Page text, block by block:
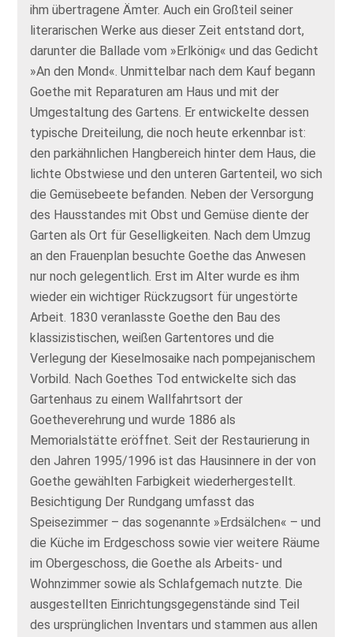
ihm übertragene Ämter. Auch ein Großteil seiner
literarischen Werke aus dieser Zeit entstand dort,
darunter die Ballade vom »Erlkönig« und das Gedicht
»An den Mond«. Unmittelbar nach dem Kauf begann
Goethe mit Reparaturen am Haus und mit der
Umgestaltung des Gartens. Er entwickelte dessen
typische Dreiteilung, die noch heute erkennbar ist:
den parkähnlichen Hangbereich hinter dem Haus, die
lichte Obstwiese und den unteren Gartenteil, wo sich
die Gemüsebeete befanden. Neben der Versorgung
des Hausstandes mit Obst und Gemüse diente der
Garten als Ort für Geselligkeiten. Nach dem Umzug
an den Frauenplan besuchte Goethe das Anwesen
nur noch gelegentlich. Erst im Alter wurde es ihm
wieder ein wichtiger Rückzugsort für ungestörte
Arbeit. 1830 veranlasste Goethe den Bau des
klassizistischen, weißen Gartentores und die
Verlegung der Kieselmosaike nach pompejanischem
Vorbild. Nach Goethes Tod entwickelte sich das
Gartenhaus zu einem Wallfahrtsort der
Goetheverehrung und wurde 1886 als
Memorialstätte eröffnet. Seit der Restaurierung in
den Jahren 1995/1996 ist das Hausinnere in der von
Goethe gewählten Farbigkeit wiederhergestellt.
Besichtigung Der Rundgang umfasst das
Speisezimmer – das sogenannte »Erdsälchen« – und
die Küche im Erdgeschoss sowie vier weitere Räume
im Obergeschoss, die Goethe als Arbeits- und
Wohnzimmer sowie als Schlafgemach nutzte. Die
ausgestellten Einrichtungsgegenstände sind Teil
des ursprünglichen Inventars und stammen aus allen